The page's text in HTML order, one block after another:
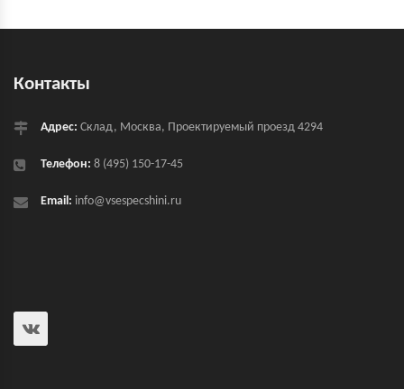
Контакты
Адрес: Склад, Москва, Проектируемый проезд 4294
Телефон: 8 (495) 150-17-45
Email: info@vsespecshini.ru